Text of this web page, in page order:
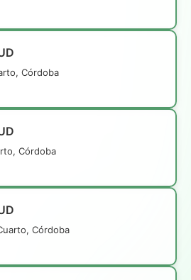
Córdoba
Córdoba
Córdoba